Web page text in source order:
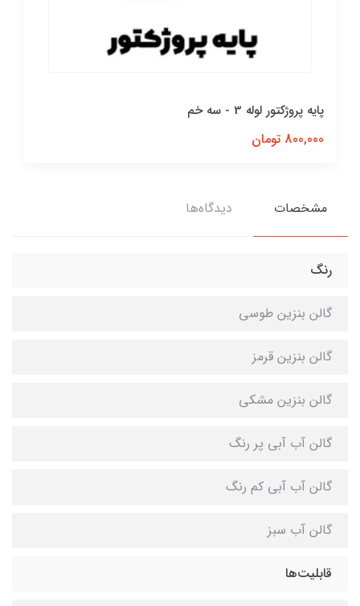
پایه پروژكتور لوله 3 - سه خم
800,000 تومان
مشخصات دیدگاه‌ها
رنگ
گالن بنزین طوسی
گالن بنزین قرمز
گالن بنزین مشکی
گالن آب آبی پر رنگ
گالن آب آبی کم رنگ
گالن آب سبز
قابلیت‌ها